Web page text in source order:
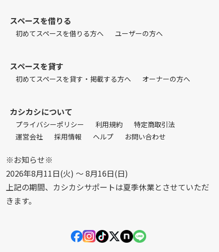
スペースを借りる
初めてスペースを借りる方へ ユーザーの方へ
スペースを貸す
初めてスペースを貸す・掲載する方へ オーナーの方へ
カシカシについて
プライバシーポリシー 利用規約
特定商取引法
運営会社
採用情報 ヘルプ お問い合わせ
※お知らせ※
2026年8月11日(火) 〜 8月16日(日)
上記の期間、カシカシサポートは夏季休業とさせていただ
きます。